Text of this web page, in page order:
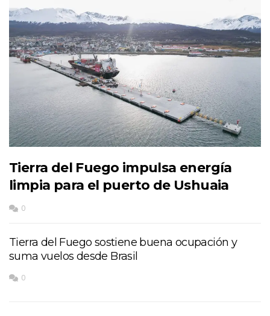
Tierra del Fuego impulsa energía
limpia para el puerto de Ushuaia
0
Tierra del Fuego sostiene buena ocupación y
suma vuelos desde Brasil
0